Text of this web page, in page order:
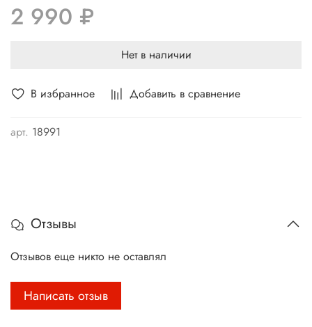
В избранное Добавить в сравнение
арт. 18991
2 990 ₽
Нет в наличии
Отзывы
Отзывов еще никто не оставлял
Написать отзыв